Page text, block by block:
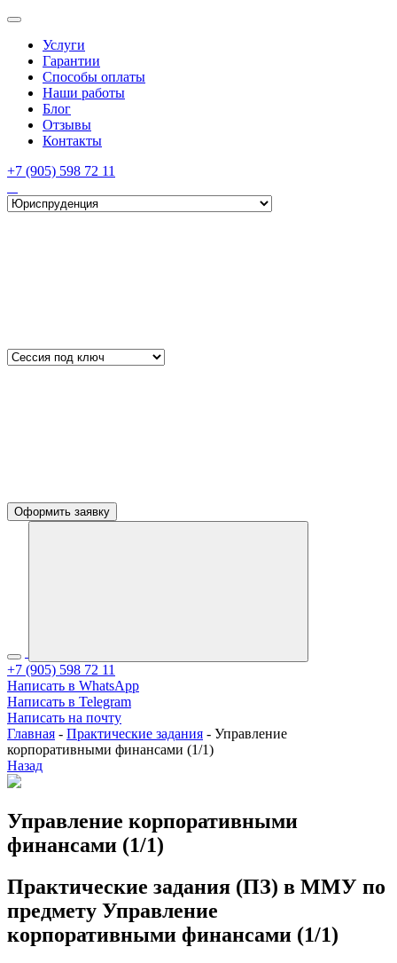
Услуги
Гарантии
Способы оплаты
Наши работы
Блог
Отзывы
Контакты
+7 (905) 598 72 11
Оформить заявку
+7 (905) 598 72 11
Написать в WhatsApp
Написать в Telegram
Написать на почту
Главная - Практические задания - Управление
корпоративными финансами (1/1)
Назад
Управление корпоративными
финансами (1/1)
Практические задания (ПЗ) в ММУ по
предмету Управление
корпоративными финансами (1/1)